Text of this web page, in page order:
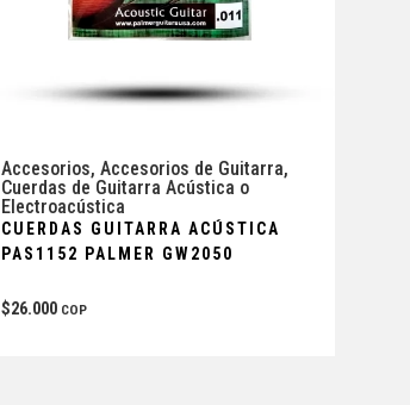
Accesorios, Accesorios de Guitarra,
Cuerdas de Guitarra Acústica o
Electroacústica
CUERDAS GUITARRA ACÚSTICA
PAS1152 PALMER GW2050
$26.000 COP